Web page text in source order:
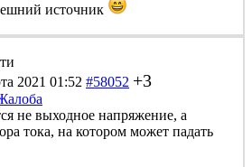
источник
2021 01:52 #58052 +3
не выходное напряжение, а
тока, на котором может падать